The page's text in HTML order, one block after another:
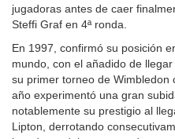
jugadoras antes de caer
Steffi Graf en 4ª ronda.
En 1997, confirmó su posición
mundo, con el añadido de
su primer torneo de Wimbledon
año experimentó una gran
notablemente su prestigio al
Lipton, derrotando